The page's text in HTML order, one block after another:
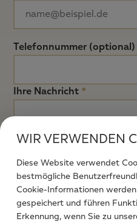
Telefonnummer (optional)
Ihre Nachricht *
Ich stimme zu, dass
zum Zweck der
WIR VERWENDEN
Diese Website verwendet
bestmögliche
Cookie-Informationen
gespeichert und führen
Erkennung, wenn Sie zu